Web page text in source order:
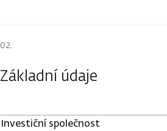
Základní údaje
Investiční společnost